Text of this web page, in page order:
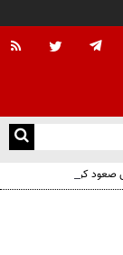
صعود کرد